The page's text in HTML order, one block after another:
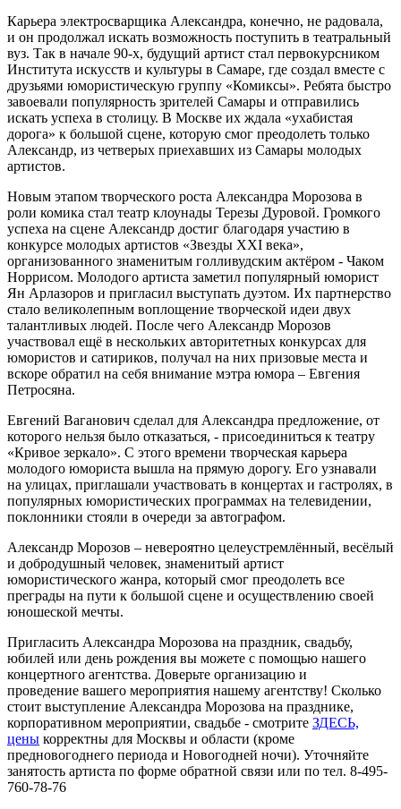
Карьера электросварщика Александра, конечно, не радовала,
и он продолжал искать возможность поступить в театральный
вуз. Так в начале 90-х, будущий артист стал первокурсником
Института искусств и культуры в Самаре, где создал вместе с
друзьями юмористическую группу «Комиксы». Ребята быстро
завоевали популярность зрителей Самары и отправились
искать успеха в столицу. В Москве их ждала «ухабистая
дорога» к большой сцене, которую смог преодолеть только
Александр, из четверых приехавших из Самары молодых
артистов.
Новым этапом творческого роста Александра Морозова в
роли комика стал театр клоунады Терезы Дуровой. Громкого
успеха на сцене Александр достиг благодаря участию в
конкурсе молодых артистов «Звезды XXI века»,
организованного знаменитым голливудским актёром - Чаком
Норрисом. Молодого артиста заметил популярный юморист
Ян Арлазоров и пригласил выступать дуэтом. Их партнерство
стало великолепным воплощение творческой идеи двух
талантливых людей. После чего Александр Морозов
участвовал ещё в нескольких авторитетных конкурсах для
юмористов и сатириков, получал на них призовые места и
вскоре обратил на себя внимание мэтра юмора – Евгения
Петросяна.
Евгений Ваганович сделал для Александра предложение, от
которого нельзя было отказаться, - присоединиться к театру
«Кривое зеркало». С этого времени творческая карьера
молодого юмориста вышла на прямую дорогу. Его узнавали
на улицах, приглашали участвовать в концертах и гастролях, в
популярных юмористических программах на телевидении,
поклонники стояли в очереди за автографом.
Александр Морозов – невероятно целеустремлённый, весёлый
и добродушный человек, знаменитый артист
юмористического жанра, который смог преодолеть все
преграды на пути к большой сцене и осуществлению своей
юношеской мечты.
Пригласить Александра Морозова на праздник, свадьбу,
юбилей или день рождения вы можете с помощью нашего
концертного агентства. Доверьте организацию и
проведение вашего мероприятия нашему агентству! Сколько
стоит выступление Александра Морозова на празднике,
корпоративном мероприятии, свадьбе - смотрите ЗДЕСЬ,
цены корректны для Москвы и области (кроме
предновогоднего периода и Новогодней ночи). Уточняйте
занятость артиста по форме обратной связи или по тел. 8-495-
760-78-76